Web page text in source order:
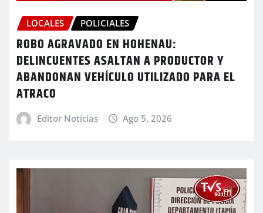
LOCALES POLICIALES
ROBO AGRAVADO EN HOHENAU:
DELINCUENTES ASALTAN A PRODUCTOR Y
ABANDONAN VEHÍCULO UTILIZADO PARA EL
ATRACO
Editor Noticias Ago 5, 2026